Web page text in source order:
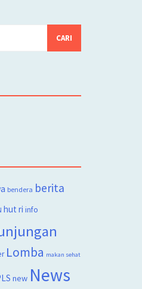
bendera berita
hut ri info
Lomba makan sehat
new News